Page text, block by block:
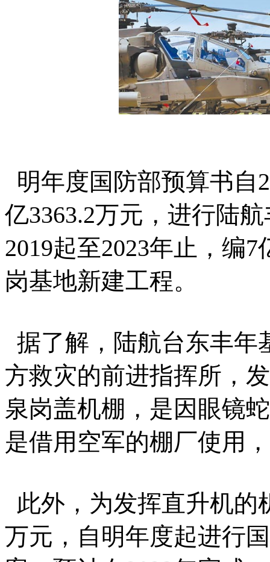
明年度国防部预算书自
亿3363.2万元，进行陆
2019起至2023年止，编
岗基地新建工程。
据了解，陆航台东丰年
方救灾的前进指挥所，
泉岗盖机棚，是因眼镜
是借用空军的棚厂使用
此外，为发挥直升机的
万元，自明年度起进行